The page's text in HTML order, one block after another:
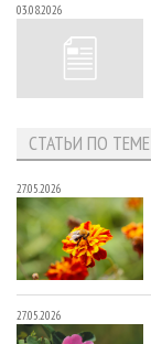
03.08.2026
СТАТЬИ ПО ТЕМЕ
27.05.2026
27.05.2026